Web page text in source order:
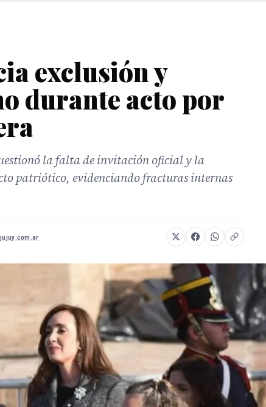
exclusión y
durante acto por
la falta de invitación oficial y la
patriótico, evidenciando fracturas internas